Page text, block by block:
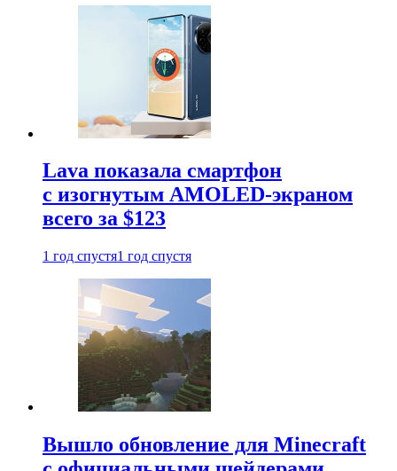
Lava показала смартфон
с изогнутым AMOLED-экраном
всего за $123
1 год спустя1 год спустя
Вышло обновление для Minecraft